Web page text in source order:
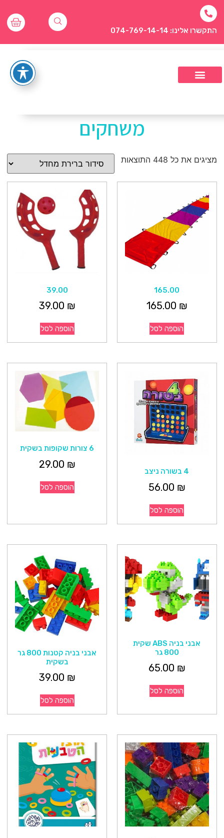
התקשרו אלינו: 074-769-14-14
משחקים
מציגים את כל ⁦448⁩ התוצאות
165.00
165.00 ₪
הוספה לסל
39.00
39.00 ₪
הוספה לסל
4 בשורה ניצב
56.00 ₪
הוספה לסל
6 צורות שקופות בשקית
29.00 ₪
הוספה לסל
אבני בניה ABS שקית
800 גר
65.00 ₪
הוספה לסל
אבני בניה קטנות 800 גר
בשקית
39.00 ₪
הוספה לסל